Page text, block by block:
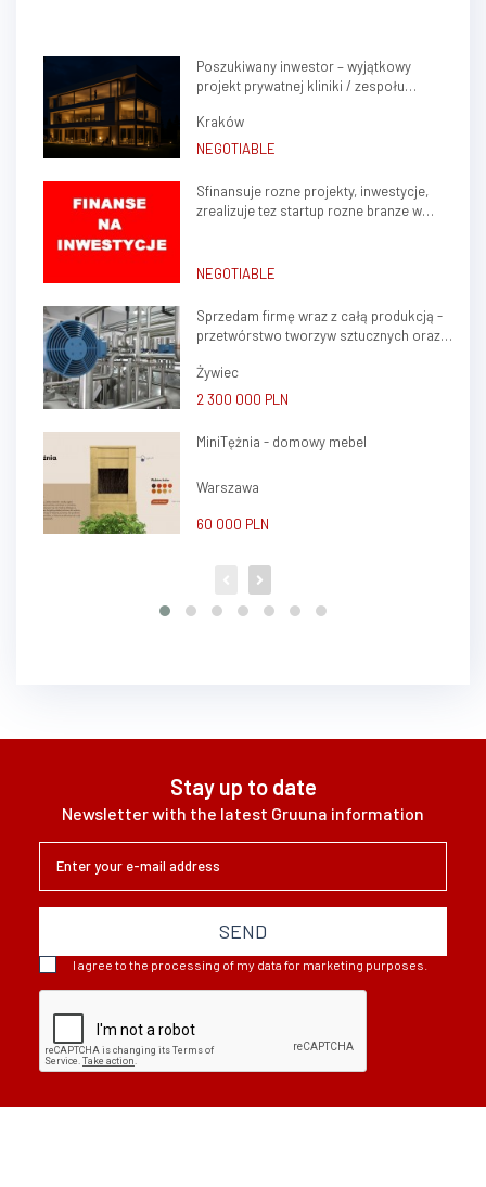
ścisłym centrum Jeleniej Góry,
jednego z najdynamiczniej
rozwijających się...
Poszukiwany inwestor – wyjątkowy
projekt prywatnej kliniki / zespołu
(Krowodrza)
Kraków
NEGOTIABLE
Sfinansuje rozne projekty, inwestycje,
zrealizuje tez startup rozne branze w
NEGOTIABLE
Sprzedam firmę wraz z całą produkcją -
przetwórstwo tworzyw sztucznych oraz
Żywiec
2 300 000 PLN
MiniTężnia - domowy mebel
Warszawa
60 000 PLN
Stay up to date
Newsletter with the latest Gruuna information
SEND
I agree to the processing of my data for marketing purposes.